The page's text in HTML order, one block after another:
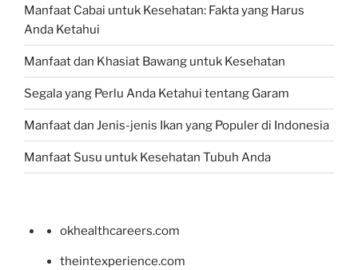
Manfaat Cabai untuk Kesehatan: Fakta yang Harus
Anda Ketahui
Manfaat dan Khasiat Bawang untuk Kesehatan
Segala yang Perlu Anda Ketahui tentang Garam
Manfaat dan Jenis-jenis Ikan yang Populer di Indonesia
Manfaat Susu untuk Kesehatan Tubuh Anda
okhealthcareers.com
theintexperience.com